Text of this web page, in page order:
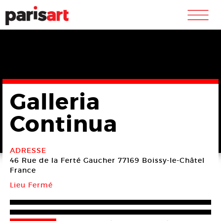
m
Galleria
Continua
ADRESSE
46 Rue de la Ferté Gaucher 77169 Boissy-le-Châtel
France
Lieu Fermé